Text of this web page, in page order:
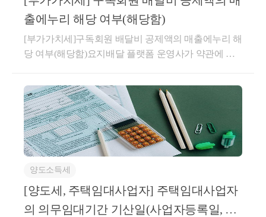
▶주택을 분양권(입주권) 취득일로부터 3
년이 지나서 양도시 아래 요건을 모두 충
족하는 경우
a. 종전주택을 취득한 날부터 1년 이상 지
개정사항. 22년 2월 15일 이후 취득하는
분양권, 입주권부터 적용)
b. 재개발·재건축 주택이 완성된 후 3년
이내 재개발·재건축주택으로 세대전원
이 이사하여 1년이상 계속 거주할 것
는 완성된 후 3년 이내에 종전주택 양도
약 체결 이후주택 취득 전에 매수인이 임대인이 되고
전 소유자(매도인)가 임차인이 되는 별도의 임대차계
약을 체결하고 주택 취득과 동시에 임대기간이 시작되
어 실제 1년 6개월 이상을 임대한 경우,해당 계약이
대차계약에 해당하는지 여부에 관하여는 기존 해석사
례(기획재정부 재산세제과-1440, 2022.11.17.)를 참조하
시기 바랍니다.○ 기획재정부 재산세제과-1440, 2022.1
1.17.주택 매매계약 체결한 후 임대차계약을 체결한 경
우로서 주택 취득일 이후 임대기간이 개시되는 경우
임대인이 주택 취득 전에 임차인과 작성한 임대차계약
이 「소득세법 시행령」 제155조의3의 “직전임대차계
약”에 해당하는지 여부(제1안) 직전임대차계약에 해당
(제2안) 직전임대차계약에 해당하지 않음[회신내용]제
출에누리 해당 여부(해당함)
[부가가치세]구독회원 배달비 공제액의 매출에누리 해
당 여부(해당함)요지배달 플랫폼 운영사가 약관에 따
상당액은 부가가치세법 제29조 제5항 제1호의 매출에
누리에 해당하여 부가가치세 과세표준에 포함하지 아
니함회신배달 플랫폼 운영사가 판매회원과 구매회원
간의 주문･판매 거래를 중개･지원하고 판매회원으로
부터 수수료를 지급받는 거래로서, 판매회원과의 이용
약관에 따라 판매회원에 청구할 수수료에서 구매회원
중 구독회원 주문 건에 대한 배달비 상당액을 공제하
여 정산하는 경우, 해당 공제액은 용역 공급 조건에 따
양도소득세
[양도세, 주택임대사업자] 주택임대사업자
의 의무임대기간 기산일(사업자등록일, 실